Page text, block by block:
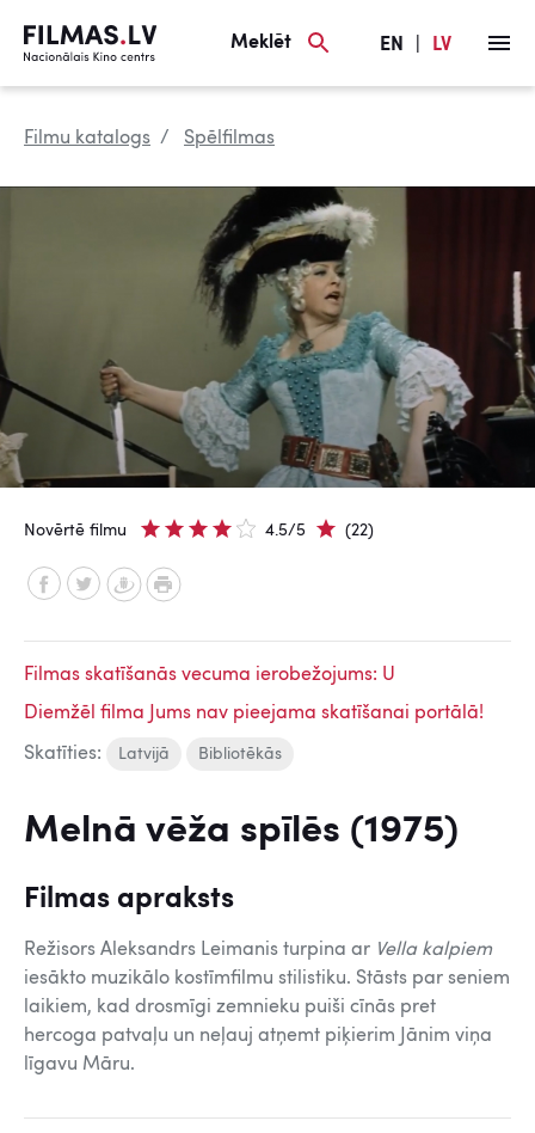
Meklēt EN LV
Filmu katalogs Spēlfilmas
Novērtē filmu 4.5/5 (22)
Filmas skatīšanās vecuma ierobežojums: U
Diemžēl filma Jums nav pieejama skatīšanai portālā!
Skatīties: Latvijā Bibliotēkās
Melnā vēža spīlēs (1975)
Filmas apraksts
Režisors Aleksandrs Leimanis turpina ar Vella kalpiem
iesākto muzikālo kostīmfilmu stilistiku. Stāsts par seniem
laikiem, kad drosmīgi zemnieku puiši cīnās pret
hercoga patvaļu un neļauj atņemt piķierim Jānim viņa
līgavu Māru.